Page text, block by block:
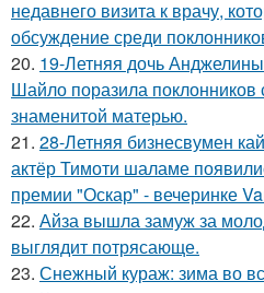
недавнего визита к врачу,
обсуждение среди
20. 19-Летняя дочь
Шайло поразила поклонников
знаменитой матерью.
21. 28-Летняя бизнесвумен
актёр Тимоти шаламе
премии "Оскар" - вечеринке
22. Айза вышла замуж за
выглядит потрясающе.
23. Снежный кураж: зима во